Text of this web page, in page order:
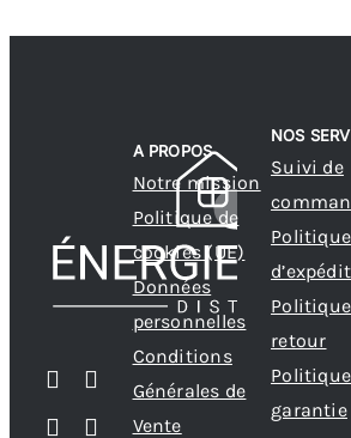
A PROPOS
Notre mission
Politique de
cookies (UE)
Données
personnelles
Conditions
Générales de
Vente
NOS
Suivi de
Politique
retour
garantie